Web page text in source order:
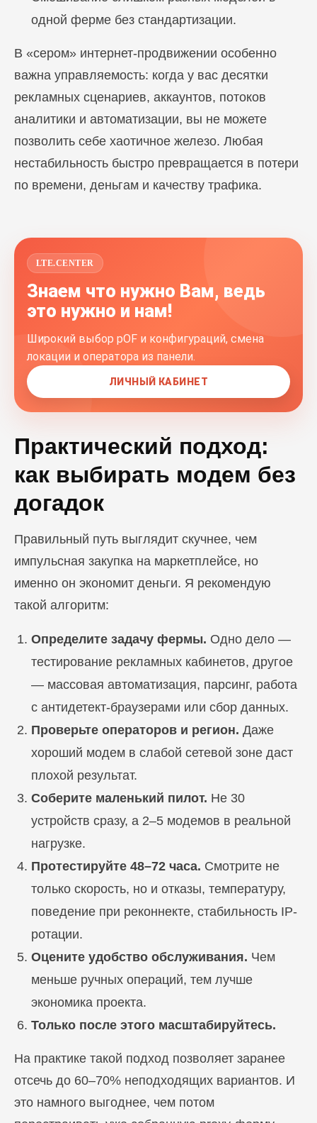
одной ферме без стандартизации.
В «сером» интернет-продвижении особенно
важна управляемость: когда у вас десятки
рекламных сценариев, аккаунтов, потоков
аналитики и автоматизации, вы не можете
позволить себе хаотичное железо. Любая
нестабильность быстро превращается в потери
по времени, деньгам и качеству трафика.
LTE.CENTER
Знаем что нужно Вам, ведь
это нужно и нам!
Широкий выбор pOF и конфигураций, смена
локации и оператора из панели.
ЛИЧНЫЙ КАБИНЕТ
Практический подход:
как выбирать модем без
догадок
Правильный путь выглядит скучнее, чем
импульсная закупка на маркетплейсе, но
именно он экономит деньги. Я рекомендую
такой алгоритм:
Определите задачу фермы. Одно дело —
тестирование рекламных кабинетов, другое
— массовая автоматизация, парсинг, работа
с антидетект-браузерами или сбор данных.
Проверьте операторов и регион. Даже
хороший модем в слабой сетевой зоне даст
плохой результат.
Соберите маленький пилот. Не 30
устройств сразу, а 2–5 модемов в реальной
нагрузке.
Протестируйте 48–72 часа. Смотрите не
только скорость, но и отказы, температуру,
поведение при реконнекте, стабильность IP-
ротации.
Оцените удобство обслуживания. Чем
меньше ручных операций, тем лучше
экономика проекта.
Только после этого масштабируйтесь.
На практике такой подход позволяет заранее
отсечь до 60–70% неподходящих вариантов. И
это намного выгоднее, чем потом